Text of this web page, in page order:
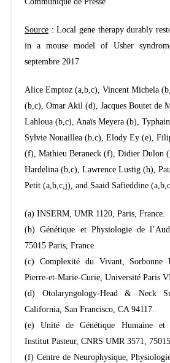
Source : Local gene therapy durably
in a mouse model of Usher
septembre 2017
Alice Emptoz (a,b,c), Vincent Michela
(b,c), Omar Akil (d), Jacques Boutet de
Lahloua (b,c), Anaïs Meyera (b),
Sylvie Nouaillea (b,c), Elody Ey (e),
(f), Mathieu Beraneck (f), Didier Dulon
Hardelina (b,c), Lawrence Lustig (h),
Petit (a,b,c,j), and Saaid Safieddine
(a) INSERM, UMR 1120, Paris, France.
(b) Génétique et Physiologie de
75015 Paris, France.
(c) Complexité du Vivant, Sorbonne
Pierre-et-Marie-Curie, Université Paris
(d) Otolaryngology-Head & Neck
California, San Francisco, CA 94117.
(e) Unité de Génétique Humaine et
Institut Pasteur, CNRS UMR 3571,
(f) Centre de Neurophysique,